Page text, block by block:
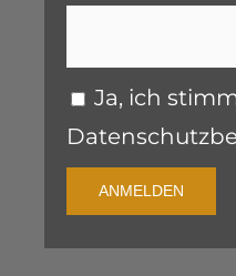
Ja, ich
ANMELDEN